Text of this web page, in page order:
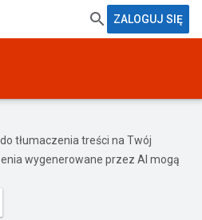
ZALOGUJ SIĘ
tłumaczenia treści na Twój
wygenerowane przez AI mogą